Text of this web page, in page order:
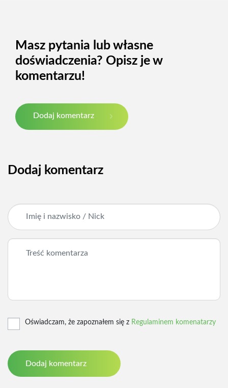
Masz pytania lub własne
doświadczenia? Opisz je w
komentarzu!
Dodaj komentarz
Dodaj komentarz
Oświadczam, że zapoznałem się z Regulaminem komenatarzy